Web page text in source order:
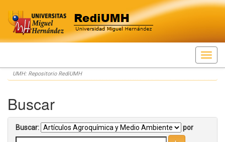
Skip
navigation
UMH: Repositorio RediUMH
Buscar
Buscar: por